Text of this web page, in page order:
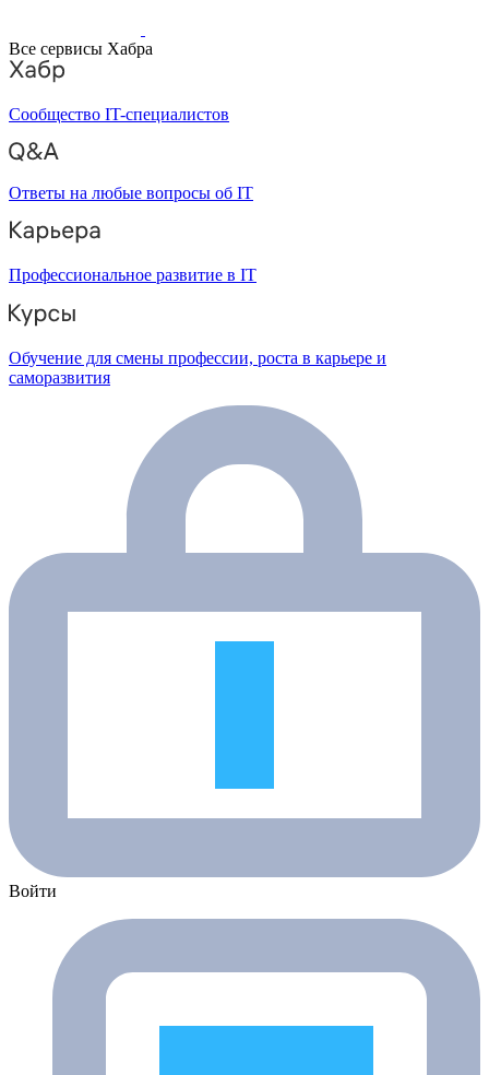
Все сервисы Хабра
Сообщество IT-специалистов
Ответы на любые вопросы об IT
Профессиональное развитие в IT
Обучение для смены профессии, роста в карьере и
саморазвития
Войти